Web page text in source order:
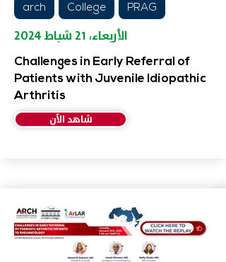
arch College PRAG
الأربعاء، ٢١ شباط ٢٠٢٤
Challenges in Early Referral of
Patients with Juvenile Idiopathic
Arthritis
شاهد الآن